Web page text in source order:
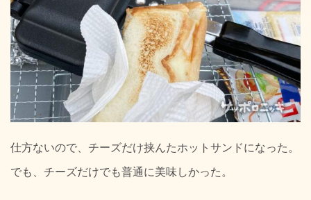
仕方ないので、チーズだけ挟んたホットサンドになった。
でも、チーズだけでも普通に美味しかった。